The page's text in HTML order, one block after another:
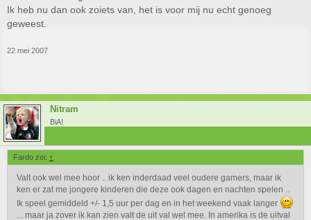
Ik heb nu dan ook zoiets van, het is voor mij nu echt genoeg
geweest.
22 mei 2007
Nitram
BiA!
Fardo zei: ↑
Valt ook wel mee hoor .. ik ken inderdaad veel oudere gamers, maar ik
ken er zat me jongere kinderen die deze ook dagen en nachten spelen ..
Ik speel gemiddeld +/- 1,5 uur per dag en in het weekend vaak langer
... maar ja zover ik kan zien valt de uit val wel mee. In amerika is de uitval